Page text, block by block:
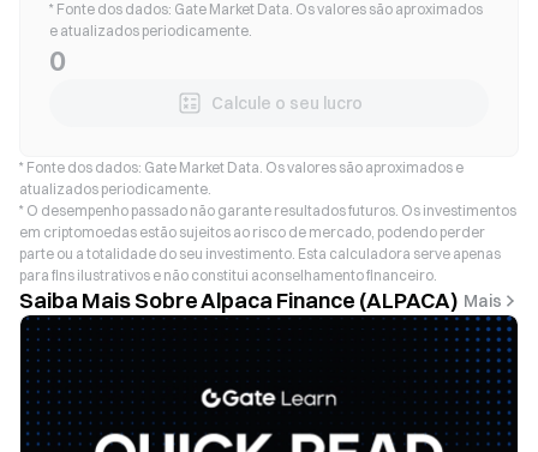
* Fonte dos dados: Gate Market Data. Os valores são aproximados
e atualizados periodicamente.
0
Calcule o seu lucro
* Fonte dos dados: Gate Market Data. Os valores são aproximados e
atualizados periodicamente.
* O desempenho passado não garante resultados futuros. Os investimentos
em criptomoedas estão sujeitos ao risco de mercado, podendo perder
parte ou a totalidade do seu investimento. Esta calculadora serve apenas
para fins ilustrativos e não constitui aconselhamento financeiro.
Saiba Mais Sobre Alpaca Finance (ALPACA) Mais